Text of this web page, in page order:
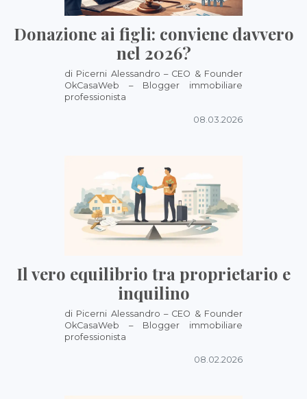
Donazione ai figli: conviene davvero
nel 2026?
di Picerni Alessandro – CEO & Founder
OkCasaWeb – Blogger immobiliare
professionista
08.03.2026
Il vero equilibrio tra proprietario e
inquilino
di Picerni Alessandro – CEO & Founder
OkCasaWeb – Blogger immobiliare
professionista
08.02.2026